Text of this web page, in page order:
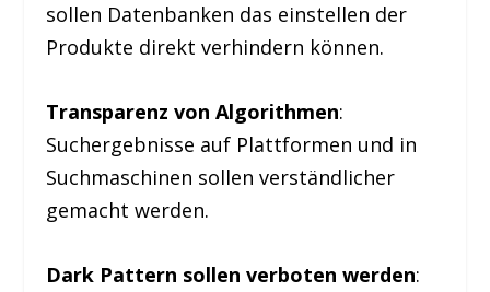
sollen Datenbanken das einstellen der
Produkte direkt verhindern können.
Transparenz von Algorithmen:
Suchergebnisse auf Plattformen und in
Suchmaschinen sollen verständlicher
gemacht werden.
Dark Pattern sollen verboten werden: